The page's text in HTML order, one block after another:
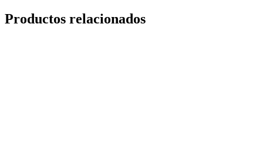
Productos relacionados